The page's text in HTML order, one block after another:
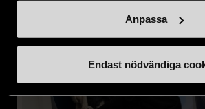
Anpassa
Endast nödvändiga